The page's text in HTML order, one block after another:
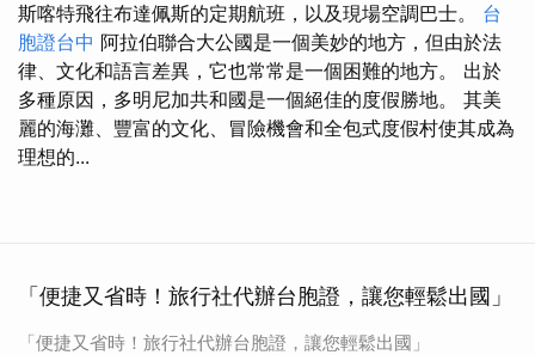
斯喀特飛往布達佩斯的定期航班，以及現場空調巴士。 台
胞證台中 阿拉伯聯合大公國是一個美妙的地方，但由於法
律、文化和語言差異，它也常常是一個困難的地方。 出於
多種原因，多明尼加共和國是一個絕佳的度假勝地。 其美
麗的海灘、豐富的文化、冒險機會和全包式度假村使其成為
理想的...
「便捷又省時！旅行社代辦台胞證，讓您輕鬆出國」
「便捷又省時！旅行社代辦台胞證，讓您輕鬆出國」